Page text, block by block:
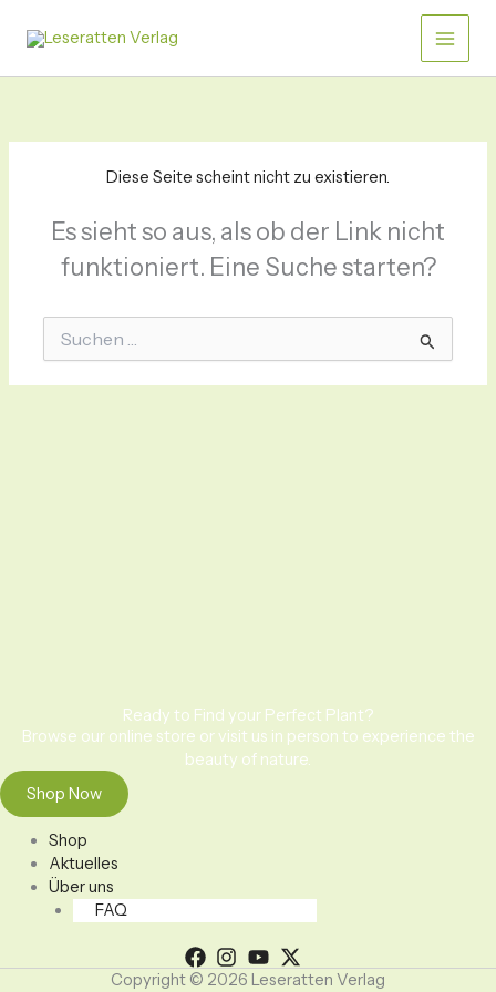
Inhalt
Diese Seite scheint nicht zu existieren.
Es sieht so aus, als ob der Link nicht
funktioniert. Eine Suche starten?
Suchen
nach:
Ready to Find your Perfect Plant?
Browse our online store or visit us in person to experience the
beauty of nature.
Shop Now
Shop
Aktuelles
Über uns
FAQ
Copyright © 2026 Leseratten Verlag